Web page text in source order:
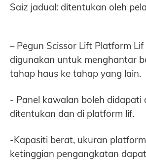
Saiz jadual: ditentukan oleh
– Pegun Scissor Lift Platform
digunakan untuk menghantar
tahap haus ke tahap yang lain.
- Panel kawalan boleh didapati
ditentukan dan di platform lif.
-Kapasiti berat, ukuran
ketinggian pengangkatan